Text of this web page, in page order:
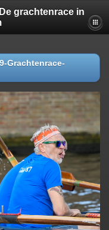
grachtenrace in
Grachtenrace-